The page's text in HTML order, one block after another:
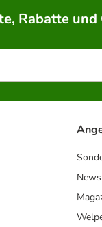
Rabatte und